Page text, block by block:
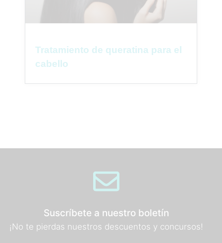
Tratamiento de queratina para el
cabello
Suscríbete a nuestro boletín
¡No te pierdas nuestros descuentos y concursos!